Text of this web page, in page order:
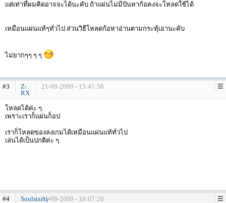
แต่เท่าที่ผมคิดอาจจะได้นะคับ ถ้าแผ่นไม่มีปันหาก้อคงจะโหลดใช้ได้
เหมือนแผ่นแท้ๆทั่วไป ส่วนวิธีโหลดก้อหาอ่านตามกระทุ้เอานะคับ
ไม่ยากๆๆ ๆ ๆ
#3
Z-
RX
21-09-2009 - 15:41:56
โหลดได้ค่ะ ๆ.
เพราะเราก็แผ่นก็อป
เราก็โหลดของลงเกมได้เหมือนแผ่นแท้ทั่วไป
เล่นได้เป็นปกติค่ะ ๆ.
#4 Soulsizety21-09-2009 - 16:07:20